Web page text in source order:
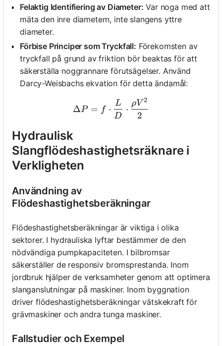
Felaktig Identifiering av Diameter: Var noga med att
mäta den inre diametern, inte slangens yttre
diameter.
Förbise Principer som Tryckfall: Förekomsten av
tryckfall på grund av friktion bör beaktas för att
säkerställa noggrannare förutsägelser. Använd
Darcy-Weisbachs ekvation för detta ändamål:
\Delta P = f \cdot
ΔP = f ⋅
D
L
⋅
2
ρV 2
Hydraulisk
Slangflödeshastighetsräknare i
Verkligheten
Användning av
Flödeshastighetsberäkningar
Flödeshastighetsberäkningar är viktiga i olika
sektorer. I hydrauliska lyftar bestämmer de den
nödvändiga pumpkapaciteten. I bilbromsar
säkerställer de responsiv bromsprestanda. Inom
jordbruk hjälper de verksamheter genom att optimera
slanganslutningar på maskiner. Inom byggnation
driver flödeshastighetsberäkningar vätskekraft för
grävmaskiner och andra tunga maskiner.
Fallstudier och Exempel